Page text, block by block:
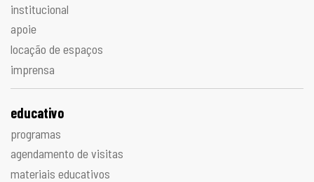
institucional
apoie
locação de espaços
imprensa
educativo
programas
agendamento de visitas
materiais educativos